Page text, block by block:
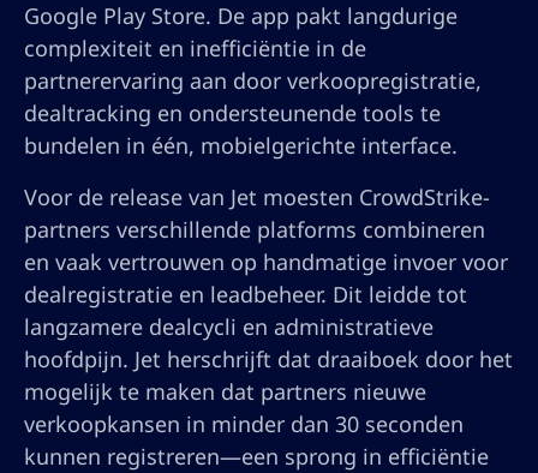
Google Play Store. De app pakt langdurige
complexiteit en inefficiëntie in de
partnerervaring aan door verkoopregistratie,
dealtracking en ondersteunende tools te
bundelen in één, mobielgerichte interface.
Voor de release van Jet moesten CrowdStrike-
partners verschillende platforms combineren
en vaak vertrouwen op handmatige invoer voor
dealregistratie en leadbeheer. Dit leidde tot
langzamere dealcycli en administratieve
hoofdpijn. Jet herschrijft dat draaiboek door het
mogelijk te maken dat partners nieuwe
verkoopkansen in minder dan 30 seconden
kunnen registreren—een sprong in efficiëntie